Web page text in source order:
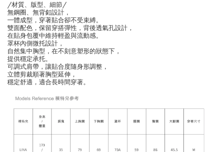
/材質、版型、細節/
無鋼圈、無背釦設計，
一體成型，穿著貼合卻不受束縛。
雙面配色，保留穿搭彈性，背後透氣孔設計，
在貼身包覆中維持輕盈與流動感。
罩杯內側微托設計，
自然集中胸型，在不刻意塑形的狀態下，
提供穩定承托。
可調式肩帶，讓貼合度隨身形調整，
立體剪裁順著胸型延伸，
穩定舒適，適合長時間穿著。